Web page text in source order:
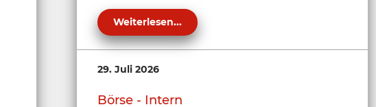
Weiterlesen...
29. Juli 2026
Börse - Intern